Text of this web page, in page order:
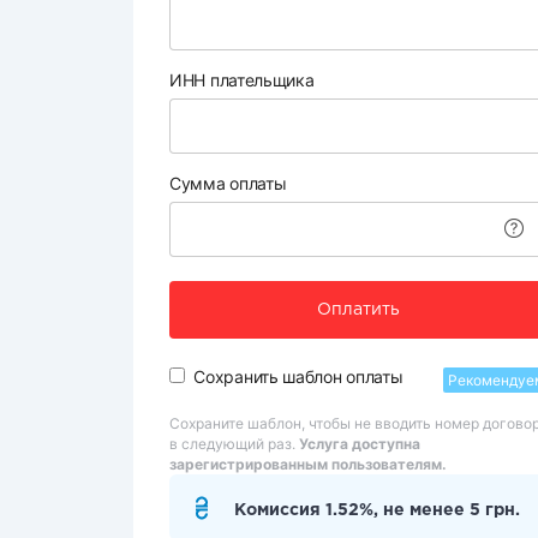
ИНН плательщика
Сумма оплаты
Оплатить
Сохранить шаблон оплаты
Сохраните шаблон, чтобы не вводить номер
в следующий раз. Услуга доступна
зарегистрированным пользователям.
Комиссия 1.52%, не менее 5 грн.